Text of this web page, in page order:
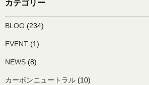
カテゴリー
BLOG (234)
EVENT (1)
NEWS (8)
カーボンニュートラル (10)